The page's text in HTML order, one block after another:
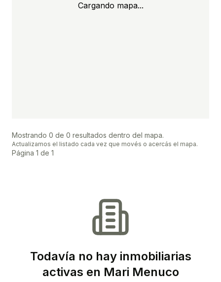
Cargando mapa...
Mostrando 0 de 0 resultados dentro del mapa.
Actualizamos el listado cada vez que movés o acercás el mapa.
Página 1 de 1
Todavía no hay inmobiliarias
activas en Mari Menuco